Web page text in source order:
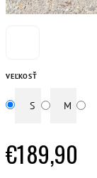
VEĽKOSŤ
S M
€189,90